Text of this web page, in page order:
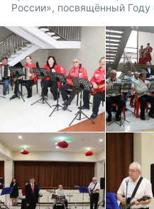
России», посвящённый Году